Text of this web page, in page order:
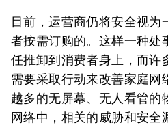
目前，运营商仍将安全视为
者按需订购的。这样一种处
任推卸到消费者身上，而许
需要采取行动来改善家庭网
越多的无屏幕、无人看管的
网络中，相关的威胁和安全